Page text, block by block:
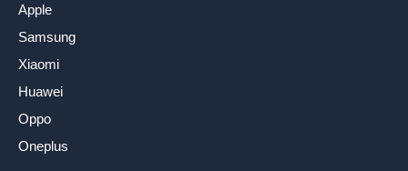
Apple
Samsung
Xiaomi
Huawei
Oppo
Oneplus